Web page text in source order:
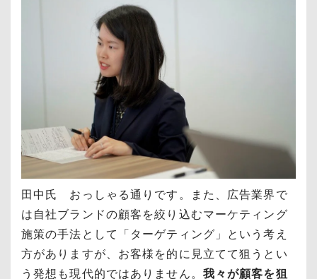
田中氏 おっしゃる通りです。また、広告業界で
は自社ブランドの顧客を絞り込むマーケティング
施策の手法として「ターゲティング」という考え
方がありますが、お客様を的に見立てて狙うとい
う発想も現代的ではありません。 我々が顧客を狙